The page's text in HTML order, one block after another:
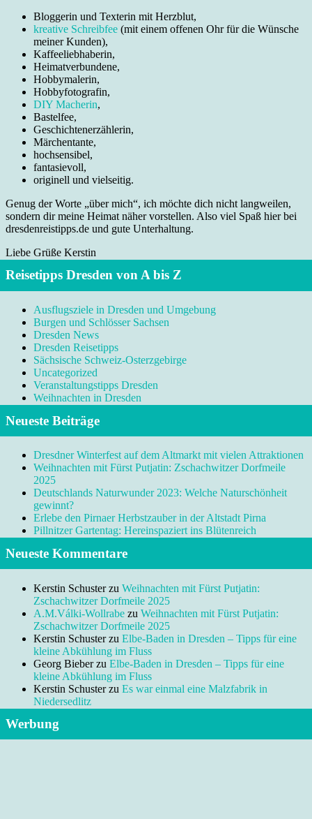
Bloggerin und Texterin mit Herzblut,
kreative Schreibfee (mit einem offenen Ohr für die Wünsche
meiner Kunden),
Kaffeeliebhaberin,
Heimatverbundene,
Hobbymalerin,
Hobbyfotografin,
DIY Macherin,
Bastelfee,
Geschichtenerzählerin,
Märchentante,
hochsensibel,
fantasievoll,
originell und vielseitig.
Genug der Worte „über mich“, ich möchte dich nicht langweilen,
sondern dir meine Heimat näher vorstellen. Also viel Spaß hier bei
dresdenreistipps.de und gute Unterhaltung.
Liebe Grüße Kerstin
Reisetipps Dresden von A bis Z
Ausflugsziele in Dresden und Umgebung
Burgen und Schlösser Sachsen
Dresden News
Dresden Reisetipps
Sächsische Schweiz-Osterzgebirge
Uncategorized
Veranstaltungstipps Dresden
Weihnachten in Dresden
Neueste Beiträge
Dresdner Winterfest auf dem Altmarkt mit vielen Attraktionen
Weihnachten mit Fürst Putjatin: Zschachwitzer Dorfmeile
2025
Deutschlands Naturwunder 2023: Welche Naturschönheit
gewinnt?
Erlebe den Pirnaer Herbstzauber in der Altstadt Pirna
Pillnitzer Gartentag: Hereinspaziert ins Blütenreich
Neueste Kommentare
Kerstin Schusterzu Weihnachten mit Fürst Putjatin:
Zschachwitzer Dorfmeile 2025
A.M.Válki-Wollrabe zu Weihnachten mit Fürst Putjatin:
Zschachwitzer Dorfmeile 2025
Kerstin Schusterzu Elbe-Baden in Dresden – Tipps für eine
kleine Abkühlung im Fluss
Georg Bieberzu Elbe-Baden in Dresden – Tipps für eine
kleine Abkühlung im Fluss
Kerstin Schusterzu Es war einmal eine Malzfabrik in
Niedersedlitz
Werbung